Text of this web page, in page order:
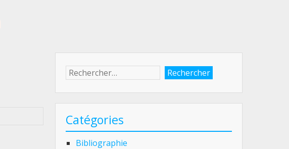
Rechercher :
Catégories
Bibliographie